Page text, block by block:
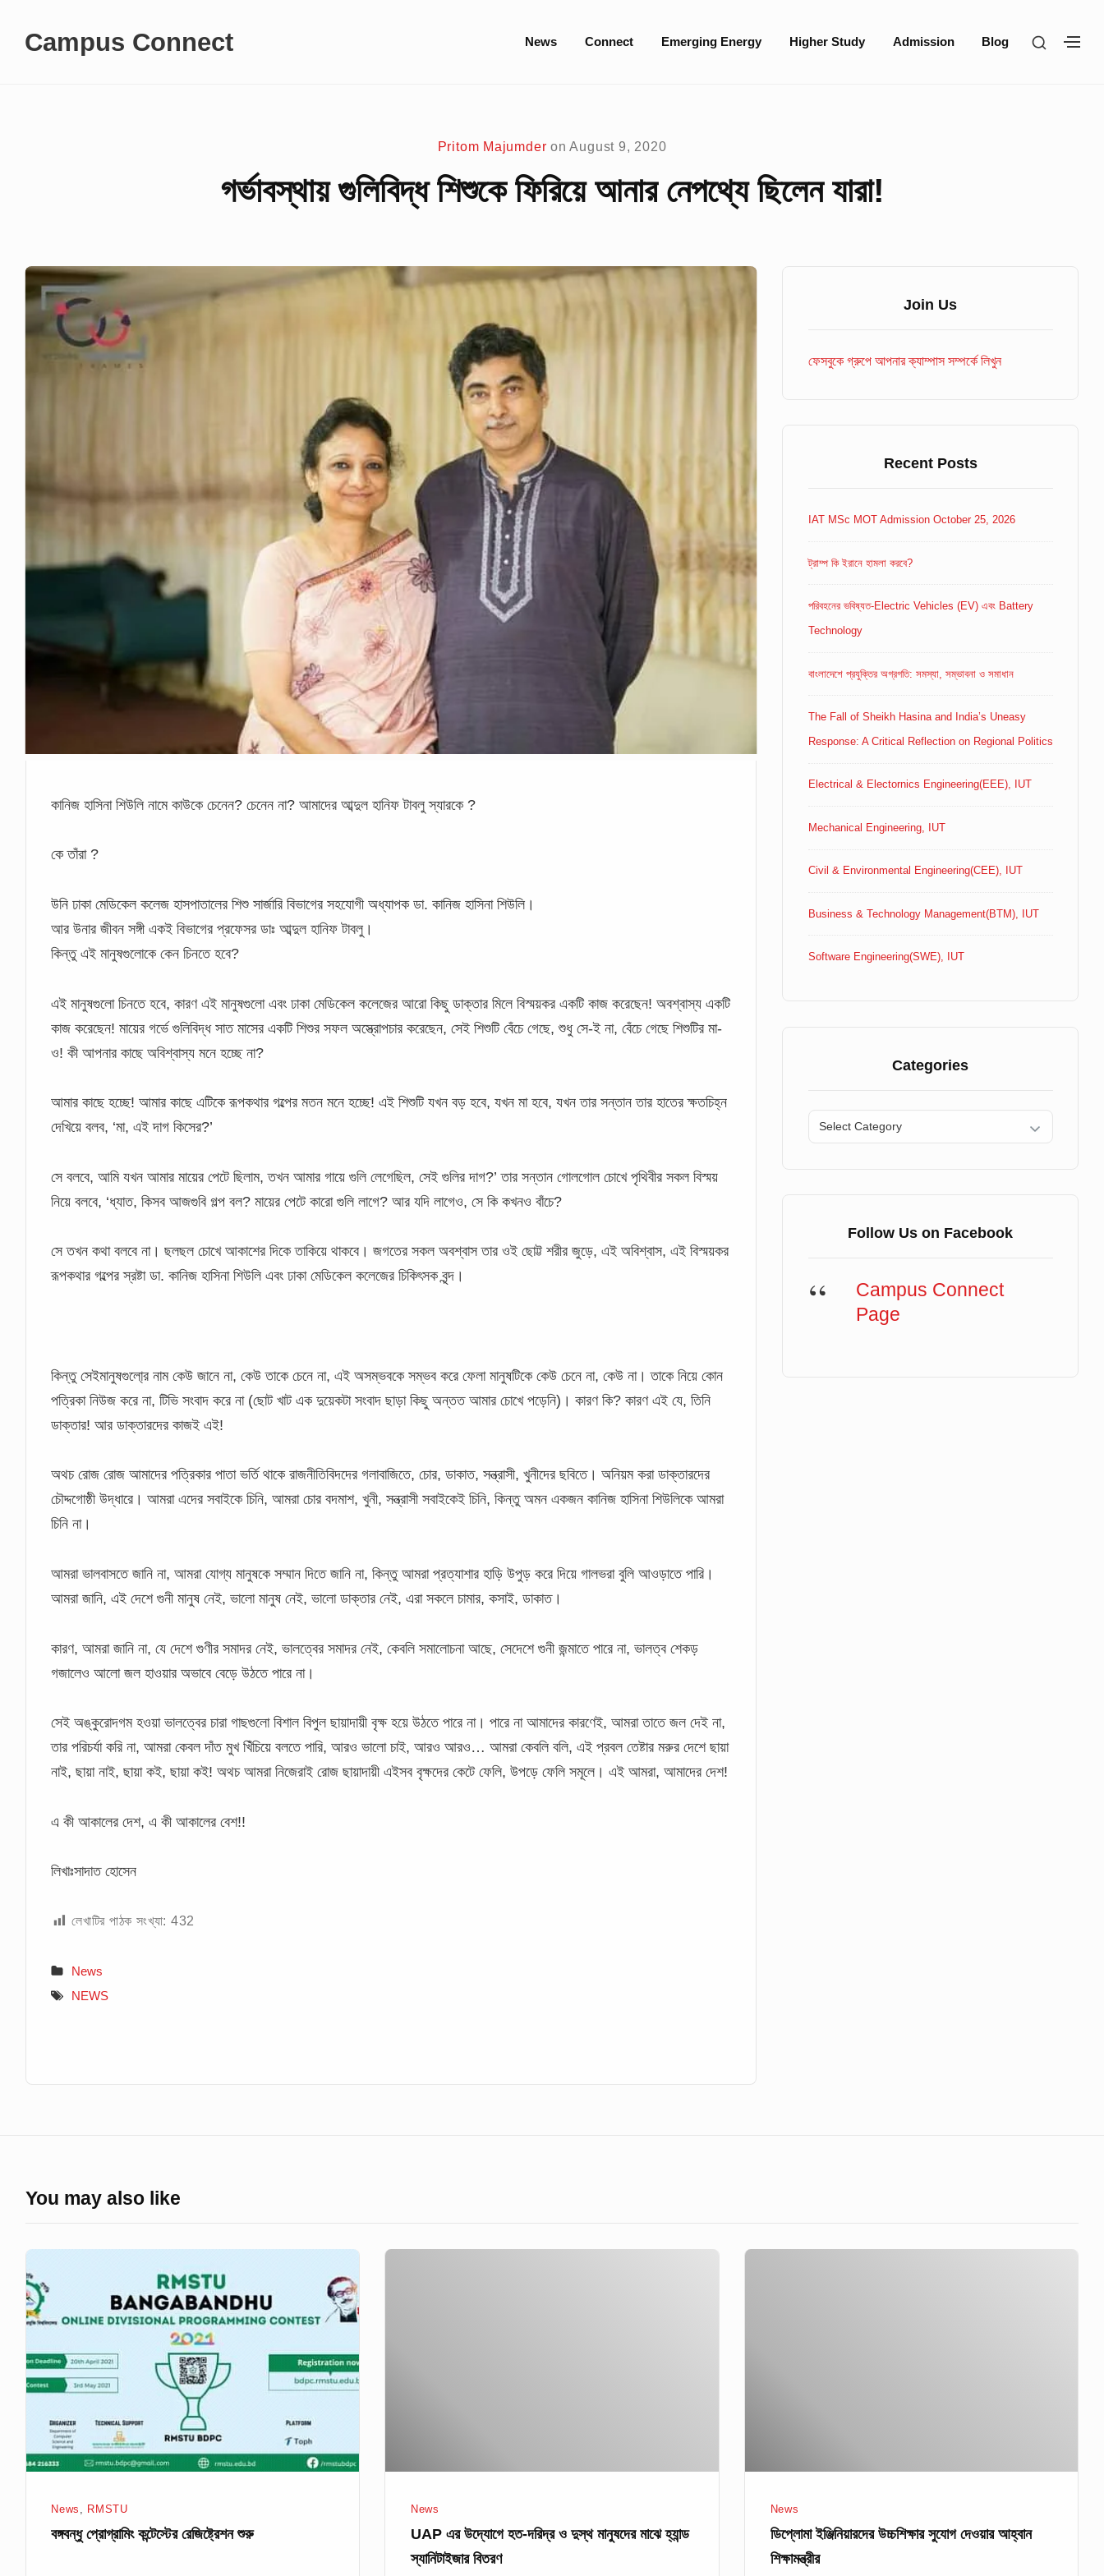
Campus Connect
Site
News Connect Emerging Energy Higher Study Admission Blog
SHOW
Pritom Majumder on August 9, 2020
গর্ভাবস্থায় গুলিবিদ্ধ শিশুকে ফিরিয়ে আনার নেপথ্যে ছিলেন যারা!
কানিজ হাসিনা শিউলি নামে কাউকে চেনেন? চেনেন না? আমাদের আব্দুল হানিফ টাবলু স্যারকে ?
কে তাঁরা ?
উনি ঢাকা মেডিকেল কলেজ হাসপাতালের শিশু সার্জারি বিভাগের সহযোগী অধ্যাপক ডা. কানিজ হাসিনা শিউলি।
আর উনার জীবন সঙ্গী একই বিভাগের প্রফেসর ডাঃ আব্দুল হানিফ টাবলু।
কিন্তু এই মানুষগুলোকে কেন চিনতে হবে?
এই মানুষগুলো চিনতে হবে, কারণ এই মানুষগুলো এবং ঢাকা মেডিকেল কলেজের আরো কিছু ডাক্তার মিলে বিস্ময়কর একটি কাজ করেছেন! অবশ্বাস্য একটি
কাজ করেছেন! মায়ের গর্ভে গুলিবিদ্ধ সাত মাসের একটি শিশুর সফল অস্ত্রোপচার করেছেন, সেই শিশুটি বেঁচে গেছে, শুধু সে-ই না, বেঁচে গেছে শিশুটির মা-
ও! কী আপনার কাছে অবিশ্বাস্য মনে হচ্ছে না?
আমার কাছে হচ্ছে! আমার কাছে এটিকে রূপকথার গল্পের মতন মনে হচ্ছে! এই শিশুটি যখন বড় হবে, যখন মা হবে, যখন তার সন্তান তার হাতের ক্ষতচিহ্ন
দেখিয়ে বলব, ‘মা, এই দাগ কিসের?’
সে বলবে, আমি যখন আমার মায়ের পেটে ছিলাম, তখন আমার গায়ে গুলি লেগেছিল, সেই গুলির দাগ?’ তার সন্তান গোলগোল চোখে পৃথিবীর সকল বিস্ময়
নিয়ে বলবে, ‘ধ্যাত, কিসব আজগুবি গল্প বল? মায়ের পেটে কারো গুলি লাগে? আর যদি লাগেও, সে কি কখনও বাঁচে?
সে তখন কথা বলবে না। ছলছল চোখে আকাশের দিকে তাকিয়ে থাকবে। জগতের সকল অবশ্বাস তার ওই ছোট্ট শরীর জুড়ে, এই অবিশ্বাস, এই বিস্ময়কর
রূপকথার গল্পের স্রষ্টা ডা. কানিজ হাসিনা শিউলি এবং ঢাকা মেডিকেল কলেজের চিকিৎসক বৃন্দ।
কিন্তু সেইমানুষগুলো্র নাম কেউ জানে না, কেউ তাকে চেনে না, এই অসম্ভবকে সম্ভব করে ফেলা মানুষটিকে কেউ চেনে না, কেউ না। তাকে নিয়ে কোন
পত্রিকা নিউজ করে না, টিভি সংবাদ করে না (ছোট খাট এক দুয়েকটা সংবাদ ছাড়া কিছু অন্তত আমার চোখে পড়েনি)। কারণ কি? কারণ এই যে, তিনি
ডাক্তার! আর ডাক্তারদের কাজই এই!
অথচ রোজ রোজ আমাদের পত্রিকার পাতা ভর্তি থাকে রাজনীতিবিদদের গলাবাজিতে, চোর, ডাকাত, সন্ত্রাসী, খুনীদের ছবিতে। অনিয়ম করা ডাক্তারদের
চৌদ্দগোষ্ঠী উদ্ধারে। আমরা এদের সবাইকে চিনি, আমরা চোর বদমাশ, খুনী, সন্ত্রাসী সবাইকেই চিনি, কিন্তু অমন একজন কানিজ হাসিনা শিউলিকে আমরা
চিনি না।
আমরা ভালবাসতে জানি না, আমরা যোগ্য মানুষকে সম্মান দিতে জানি না, কিন্তু আমরা প্রত্যাশার হাড়ি উপুড় করে দিয়ে গালভরা বুলি আওড়াতে পারি।
আমরা জানি, এই দেশে গুনী মানুষ নেই, ভালো মানুষ নেই, ভালো ডাক্তার নেই, এরা সকলে চামার, কসাই, ডাকাত।
কারণ, আমরা জানি না, যে দেশে গুণীর সমাদর নেই, ভালত্বের সমাদর নেই, কেবলি সমালোচনা আছে, সেদেশে গুনী জন্মাতে পারে না, ভালত্ব শেকড়
গজালেও আলো জল হাওয়ার অভাবে বেড়ে উঠতে পারে না।
সেই অঙ্কুরোদগম হওয়া ভালত্বের চারা গাছগুলো বিশাল বিপুল ছায়াদায়ী বৃক্ষ হয়ে উঠতে পারে না। পারে না আমাদের কারণেই, আমরা তাতে জল দেই না,
তার পরিচর্যা করি না, আমরা কেবল দাঁত মুখ খিঁচিয়ে বলতে পারি, আরও ভালো চাই, আরও আরও… আমরা কেবলি বলি, এই প্রবল তেষ্টার মরুর দেশে ছায়া
নাই, ছায়া নাই, ছায়া কই, ছায়া কই! অথচ আমরা নিজেরাই রোজ ছায়াদায়ী এইসব বৃক্ষদের কেটে ফেলি, উপড়ে ফেলি সমূলে। এই আমরা, আমাদের দেশ!
এ কী আকালের দেশ, এ কী আকালের বেশ!!
লিখাঃসাদাত হোসেন
লেখাটির পাঠক সংখ্যা: 432
News
NEWS
Join Us
ফেসবুকে গ্রুপে আপনার ক্যাম্পাস সম্পর্কে লিখুন
Recent Posts
IAT MSc MOT Admission October 25, 2026
ট্রাম্প কি ইরানে হামলা করবে?
পরিবহনের ভবিষ্যত-Electric Vehicles (EV) এবং Battery
Technology
বাংলাদেশে প্রযুক্তির অগ্রগতি: সমস্যা, সম্ভাবনা ও সমাধান
The Fall of Sheikh Hasina and India’s Uneasy
Response: A Critical Reflection on Regional Politics
Electrical & Electornics Engineering(EEE), IUT
Mechanical Engineering, IUT
Civil & Environmental Engineering(CEE), IUT
Business & Technology Management(BTM), IUT
Software Engineering(SWE), IUT
Categories
Categories
Follow Us on Facebook
Campus Connect
Page
You may also like
প্রোগ্রামিং
কন্টেস্টের
শুরু
News , RMSTU
বঙ্গবন্ধু প্রোগ্রামিং কন্টেস্টের রেজিষ্ট্রেশন শুরু
স্যানিটাইজার
বিতরণ
News
UAP এর উদ্যোগে হত-দরিদ্র ও দুস্থ মানুষদের মাঝে হ্যান্ড
স্যানিটাইজার বিতরণ
News
ডিপ্লোমা ইঞ্জিনিয়ারদের উচ্চশিক্ষার সুযোগ দেওয়ার আহ্বান
শিক্ষামন্ত্রীর